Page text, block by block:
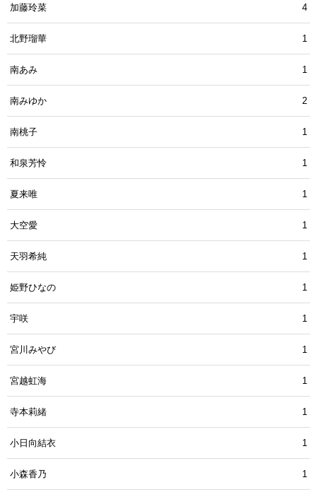
加藤玲菜 4
北野瑠華 1
南あみ 1
南みゆか 2
南桃子 1
和泉芳怜 1
夏来唯 1
大空愛 1
天羽希純 1
姫野ひなの 1
宇咲 1
宮川みやび 1
宮越虹海 1
寺本莉緒 1
小日向結衣 1
小森香乃 1